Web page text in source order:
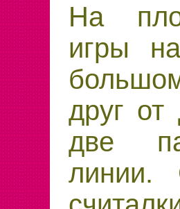
На
игры
друг от
две